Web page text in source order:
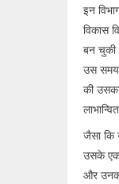
इन
विकास
बन
उस समय
की
जैसा कि
उसके एक
और